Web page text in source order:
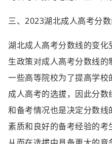
三、2023湖北成人高考分
湖北成人高考分数线的变
生政策对成人高考分数线的
一些高等院校为了提高学
成人高考的选拔，因此分
和备考情况也是决定分数
素质和良好的备考经验的考